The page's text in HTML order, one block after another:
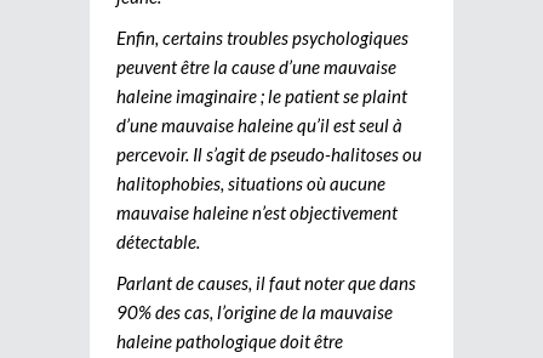
Enfin, certains troubles psychologiques
peuvent être la cause d’une mauvaise
haleine imaginaire ; le patient se plaint
d’une mauvaise haleine qu’il est seul à
percevoir. Il s’agit de pseudo-halitoses ou
halitophobies, situations où aucune
mauvaise haleine n’est objectivement
détectable.
Parlant de causes, il faut noter que dans
90% des cas, l’origine de la mauvaise
haleine pathologique doit être